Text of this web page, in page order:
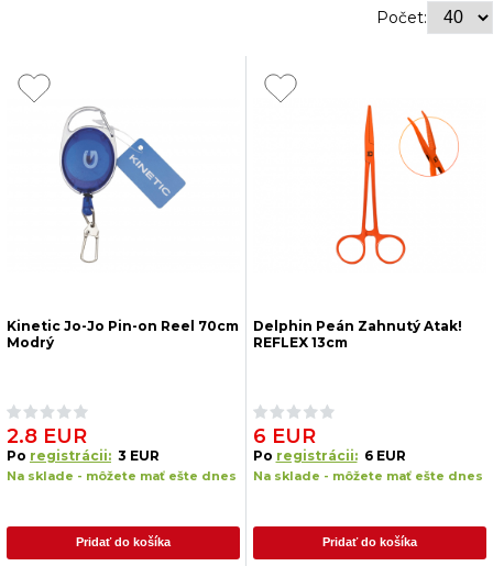
Počet:
Kinetic Jo-Jo Pin-on Reel 70cm
Modrý
2.8 EUR
Po registrácii: 3 EUR
Na sklade - môžete mať ešte dnes
Pridať do košíka
Delphin Peán Zahnutý Atak!
REFLEX 13cm
6 EUR
Po registrácii: 6 EUR
Na sklade - môžete mať ešte dnes
Pridať do košíka